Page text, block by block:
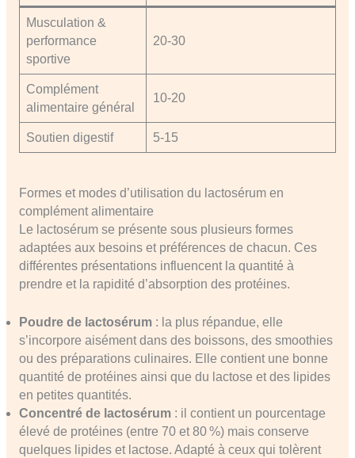
Musculation &
performance
sportive
20-30
Complément
alimentaire général
10-20
Soutien digestif 5-15
Formes et modes d’utilisation du lactosérum en
complément alimentaire
Le lactosérum se présente sous plusieurs formes
adaptées aux besoins et préférences de chacun. Ces
différentes présentations influencent la quantité à
prendre et la rapidité d’absorption des protéines.
Poudre de lactosérum: la plus répandue, elle
s’incorpore aisément dans des boissons, des smoothies
ou des préparations culinaires. Elle contient une bonne
quantité de protéines ainsi que du lactose et des lipides
en petites quantités.
Concentré de lactosérum: il contient un pourcentage
élevé de protéines (entre 70 et 80 %) mais conserve
quelques lipides et lactose. Adapté à ceux qui tolèrent